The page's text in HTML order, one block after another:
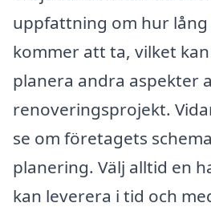
uppfattning om hur
kommer att ta, vilket
planera andra aspekter
renoveringsprojekt.
se om företagets
planering. Välj alltid en
kan leverera i tid och